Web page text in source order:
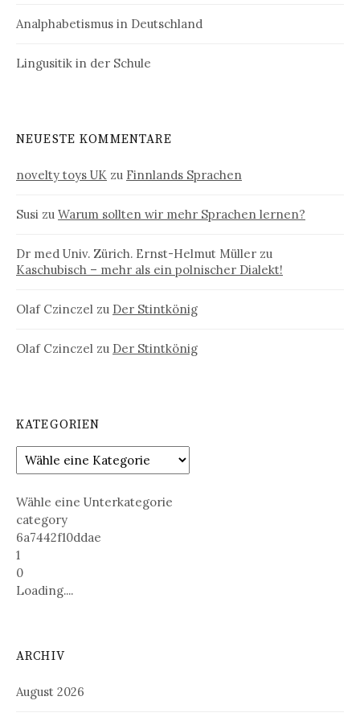
Analphabetismus in Deutschland
Lingusitik in der Schule
NEUESTE KOMMENTARE
novelty toys UK zu Finnlands Sprachen
Susi zu Warum sollten wir mehr Sprachen lernen?
Dr med Univ. Zürich. Ernst-Helmut Müller zu
Kaschubisch – mehr als ein polnischer Dialekt!
Olaf Czinczel zu Der Stintkönig
Olaf Czinczel zu Der Stintkönig
KATEGORIEN
Wähle eine Unterkategorie
category
6a7442f10ddae
1
0
Loading....
ARCHIV
August 2026